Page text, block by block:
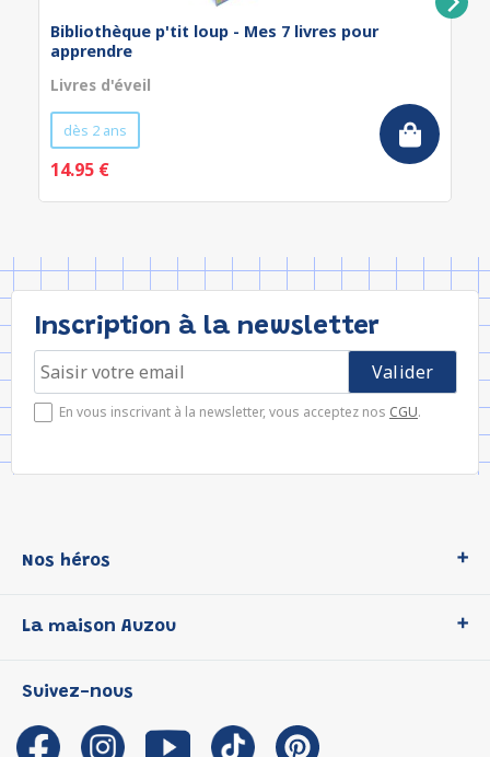
Bibliothèque p'tit loup - Mes 7 livres pour
apprendre
Livres d'éveil
dès 2 ans
14.95 €
Inscription à la newsletter
En vous inscrivant à la newsletter, vous acceptez nos CGU.
Nos héros
P'tit Loup
Les Influenceuses
Migali
La maison Auzou
Notre histoire
Auzou s'engage
Suivez-nous